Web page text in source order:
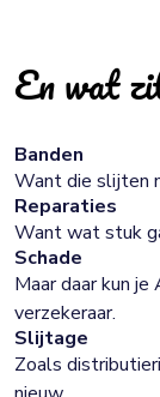
En wat
Banden
Want die slijten
Reparaties
Want wat stuk
Schade
Maar daar kun
verzekeraar.
Slijtage
Zoals